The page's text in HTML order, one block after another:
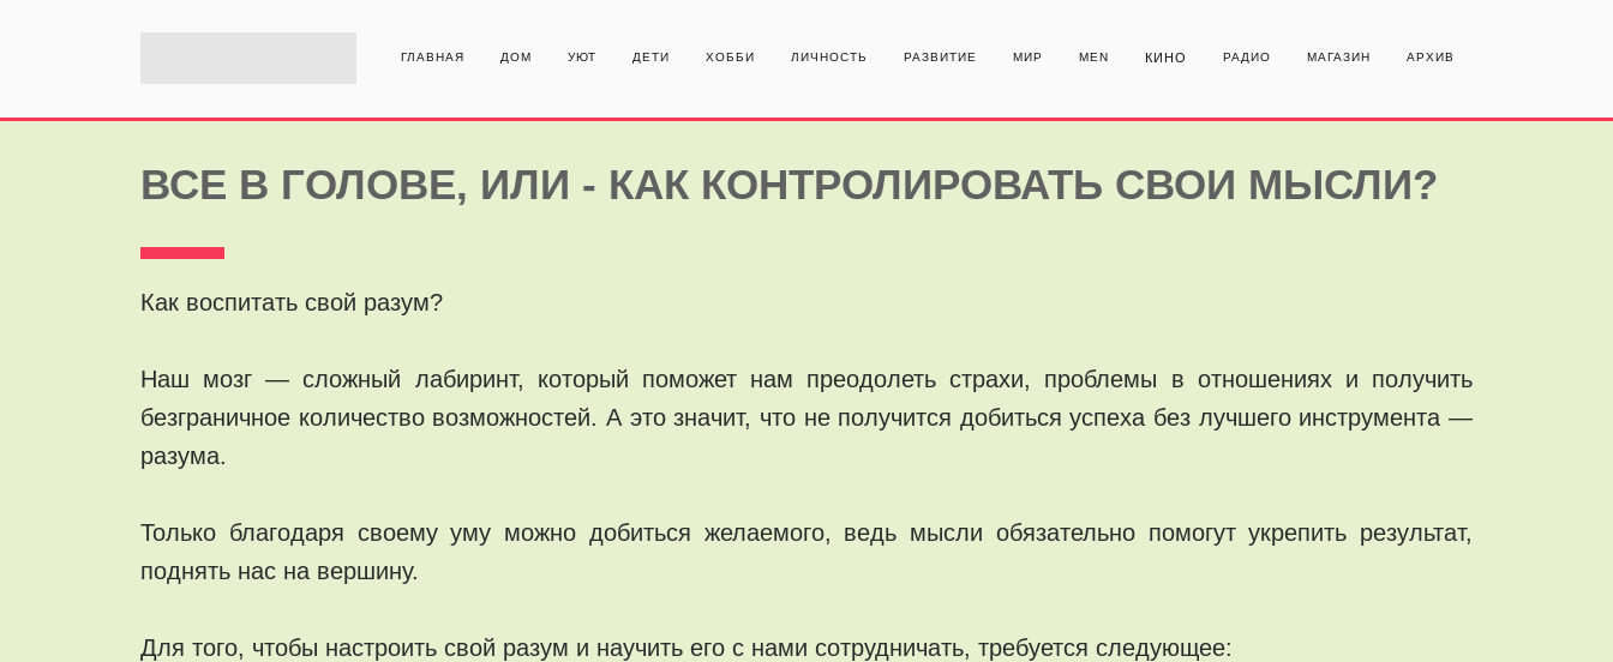
ГЛАВНАЯ ДОМ УЮТ ДЕТИ ХОББИ ЛИЧНОСТЬ РАЗВИТИЕ МИР MEN КИНО РАДИО МАГАЗИН АРХИВ
ВСЕ В ГОЛОВЕ, ИЛИ - КАК КОНТРОЛИРОВАТЬ СВОИ МЫСЛИ?
Как воспитать свой разум?
Наш мозг — сложный лабиринт, который поможет нам преодолеть страхи, проблемы в отношениях и получить
безграничное количество возможностей. А это значит, что не получится добиться успеха без лучшего инструмента —
разума.
Только благодаря своему уму можно добиться желаемого, ведь мысли обязательно помогут укрепить результат,
поднять нас на вершину.
Для того, чтобы настроить свой разум и научить его с нами сотрудничать, требуется следующее: